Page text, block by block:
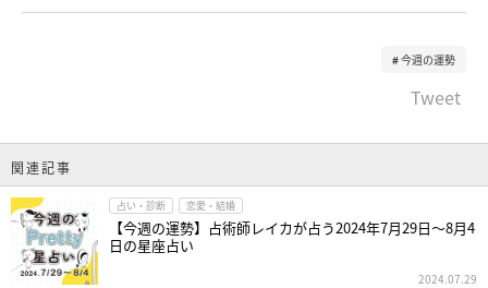
今週の運勢
Tweet
関連記事
占い・診断 恋愛・結婚
【今週の運勢】占術師レイカが占う2024年7月29日～8月4
日の星座占い
2024.07.29